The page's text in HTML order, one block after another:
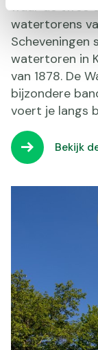
waar de twee
watertorens
Scheveningen
watertoren in
van 1878. De
bijzondere
voert je langs
Bekijk